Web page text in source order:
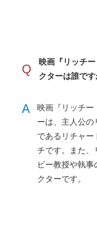
Q
映画『リッチ
クターは誰です
A
映画『リッチー
ーは、主人公の
であるリチャー
チです。また、
ビー教授や執
クターです。